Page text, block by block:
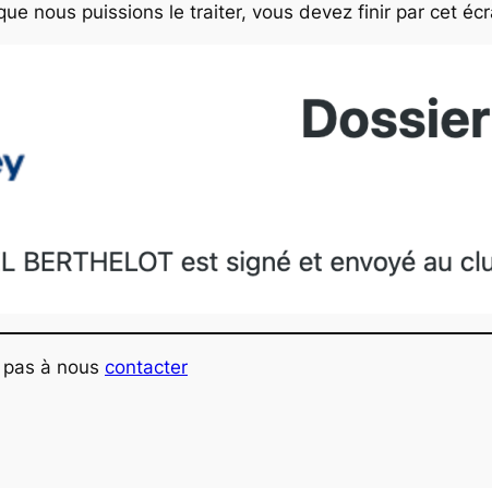
nous puissions le traiter, vous devez finir par cet
à nous contacter